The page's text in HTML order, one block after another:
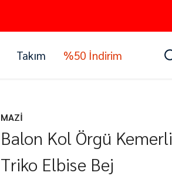
Takım %50 İndirim
MAZİ
Balon Kol Örgü Kemerli
Triko Elbise Bej